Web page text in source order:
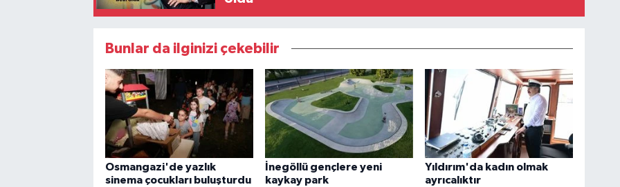
Bunlar da ilginizi çekebilir
Osmangazi'de yazlık
sinema çocukları buluşturdu
İnegöllü gençlere yeni
kaykay park
Yıldırım'da kadın olmak
ayrıcalıktır